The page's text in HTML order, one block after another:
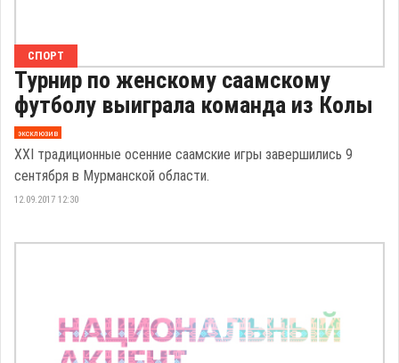
СПОРТ
Турнир по женскому саамскому
футболу выиграла команда из Колы
эксклюзив
XXI традиционные осенние саамские игры завершились 9
сентября в Мурманской области.
12.09.2017 12:30